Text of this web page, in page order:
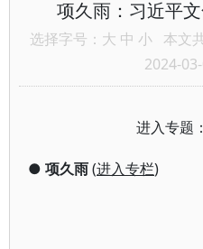
项久雨：习近平
选择字号： 大 中 小 本文
2024-
进入专题：
● 项久雨(进入专栏)